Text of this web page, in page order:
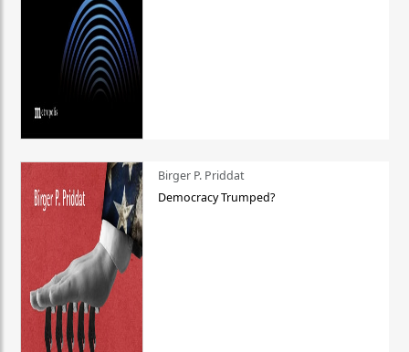
Birger P. Priddat
Democracy Trumped?